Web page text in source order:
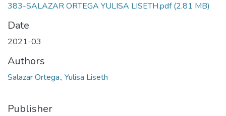
383-SALAZAR ORTEGA YULISA LISETH.pdf(2.81 MB)
Date
2021-03
Authors
Salazar Ortega., Yulisa Liseth
Publisher